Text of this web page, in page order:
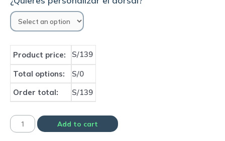
Product price: S/139
Total options:
S/0
Order total:
S/139
Camiseta
Add to cart